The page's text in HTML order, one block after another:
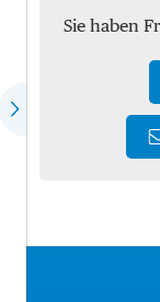
Sie haben